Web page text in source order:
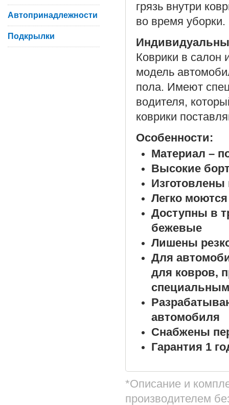
грязь внутри
во время уборки.
Коврики в салон
модель
пола. Имеют
водителя,
коврики
Особенности:
Материал –
Высокие
Изготовлены
Легко моются
Доступны в
бежевые
Лишены
Для
для ковров,
автомобиля
Снабжены
Гарантия 1
*Описание и
производителем
Автопринадлежности
Подкрылки